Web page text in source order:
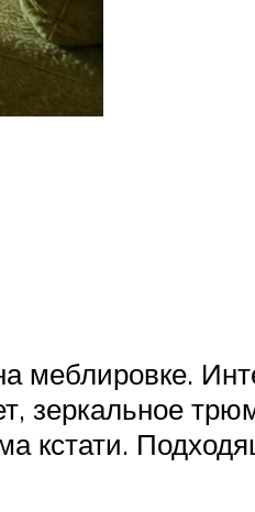
меблировке.
зеркальное
кстати.